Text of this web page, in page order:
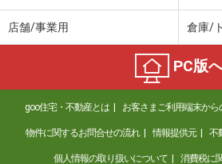
店舗/事業用 倉庫/
PC版
goo住宅・不動産とは お客さまご利用端末か
物件に関するお問合せの流れ 情報提供元 不
個人情報の取り扱いについて 消費税に